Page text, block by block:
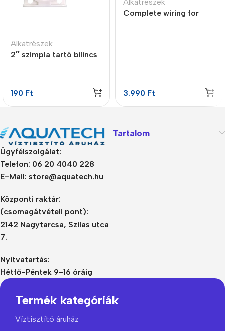
Alkatrészek
2″ szimpla tartó bilincs
190 Ft
Complete wiring for
3.990 Ft
Ügyfélszolgálat:
Telefon: 06 20 4040 228
E-Mail: store@aquatech.hu
Központi raktár:
(csomagátvételi pont):
2142 Nagytarcsa, Szilas utca
7.
Nyitvatartás:
Hétfő-Péntek 9-16 óráig
Tartalom
Termék kategóriák
Víztisztító áruház